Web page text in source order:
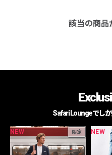
該当の商品
Safari Loungeでし
NEW 限定 NEW